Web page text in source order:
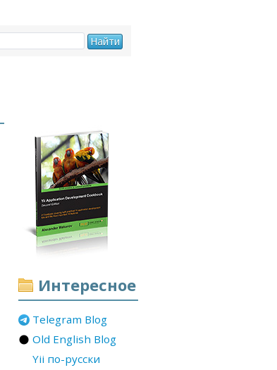
Интересное
Telegram Blog
Old English Blog
Yii по-русски